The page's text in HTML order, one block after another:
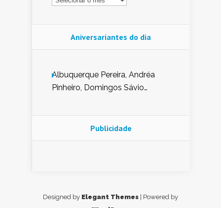
Aniversariantes do dia
Albuquerque Pereira, Andréa
Pinheiro, Domingos Sávio
Nunes de Sena, Fátima Peixoto,
Glória Pereira, Kátia Mesel,
Publicidade
Designed by Elegant Themes | Powered by